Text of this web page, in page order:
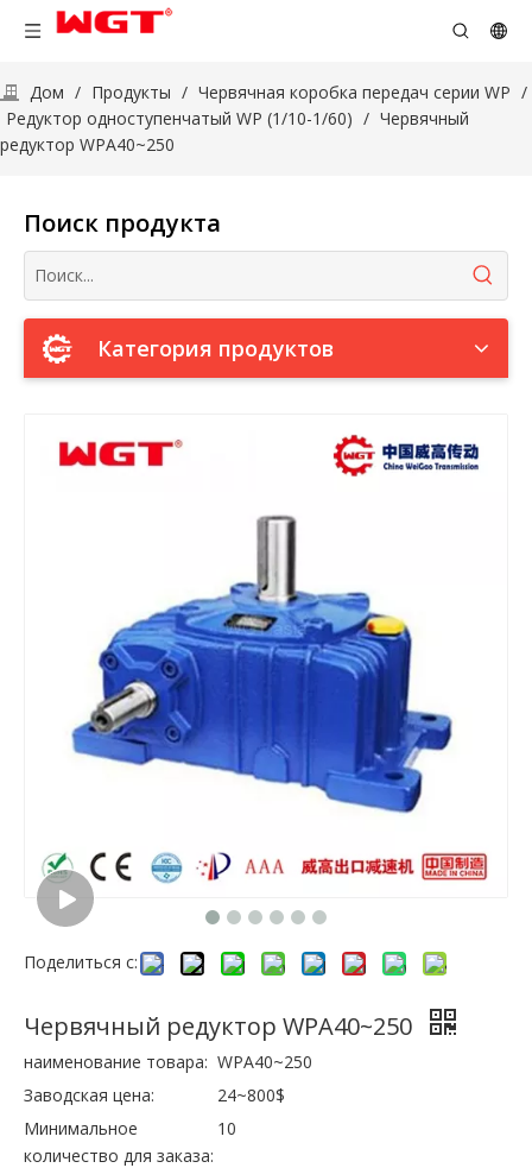
Дом / Продукты / Червячная коробка передач серии WP /
Редуктор одноступенчатый WP (1/10-1/60) / Червячный
редуктор WPA40~250
Поиск продукта
Категория продуктов
Поделиться с:
Червячный редуктор WPA40~250
наименование товара: WPA40~250
Заводская цена:
24~800$
Минимальное
количество для заказа:
10